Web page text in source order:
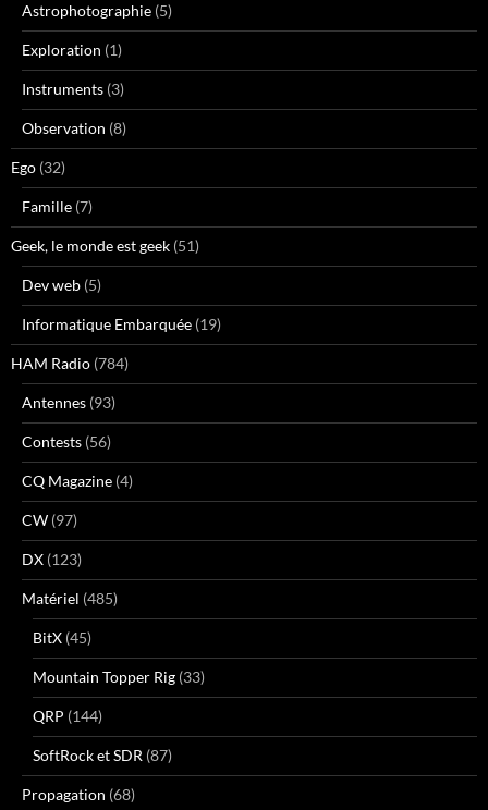
Astrophotographie (5)
Exploration (1)
Instruments (3)
Observation (8)
Ego (32)
Famille (7)
Geek, le monde est geek (51)
Dev web (5)
Informatique Embarquée (19)
HAM Radio (784)
Antennes (93)
Contests (56)
CQ Magazine (4)
CW (97)
DX (123)
Matériel (485)
BitX (45)
Mountain Topper Rig (33)
QRP (144)
SoftRock et SDR (87)
Propagation (68)